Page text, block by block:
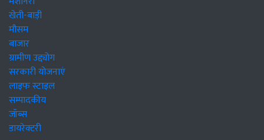
खेती-बाड़ी
मौसम
बाजार
ग्रामीण उद्द्योग
सरकारी योजनाएं
लाइफ स्टाइल
सम्पादकीय
जॉब्स
डायरेक्टरी